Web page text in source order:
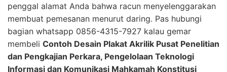
penggal alamat Anda bahwa racun menyelenggarakan
membuat pemesanan menurut daring. Pas hubungi
bagian whatsapp 0856-4315-7927 kalau gemar
membeli Contoh Desain Plakat Akrilik Pusat Penelitian
dan Pengkajian Perkara, Pengelolaan Teknologi
Informasi dan Komunikasi Mahkamah Konstitusi